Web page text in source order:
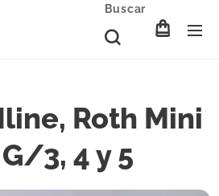
Buscar
Roth Mini
3, 4 y 5